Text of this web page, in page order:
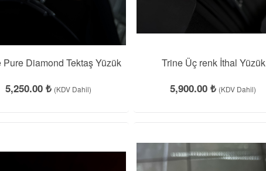
Pure Diamond Tektaş Yüzük
5,250.00 ₺ (KDV Dahil)
Trine Üç renk İthal Yüzük
5,900.00 ₺ (KDV Dahil)